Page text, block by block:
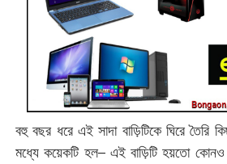
বহু বছর ধরে এই সাদা বাড়িটিকে ঘিরে তৈরি
মধ্যে কয়েকটি হল– এই বাড়িটি হয়তো কোনও